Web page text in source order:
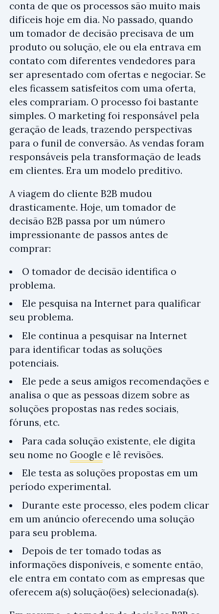
conta de que os processos são muito mais
difíceis hoje em dia. No passado, quando
um tomador de decisão precisava de um
produto ou solução, ele ou ela entrava em
contato com diferentes vendedores para
ser apresentado com ofertas e negociar. Se
eles ficassem satisfeitos com uma oferta,
eles comprariam. O processo foi bastante
simples. O marketing foi responsável pela
geração de leads, trazendo perspectivas
para o funil de conversão. As vendas foram
responsáveis pela transformação de leads
em clientes. Era um modelo preditivo.
A viagem do cliente B2B mudou
drasticamente. Hoje, um tomador de
decisão B2B passa por um número
impressionante de passos antes de
comprar:
O tomador de decisão identifica o
problema.
Ele pesquisa na Internet para qualificar
seu problema.
Ele continua a pesquisar na Internet
para identificar todas as soluções
potenciais.
Ele pede a seus amigos recomendações e
analisa o que as pessoas dizem sobre as
soluções propostas nas redes sociais,
fóruns, etc.
Para cada solução existente, ele digita
seu nome no Google e lê revisões.
Ele testa as soluções propostas em um
período experimental.
Durante este processo, eles podem clicar
em um anúncio oferecendo uma solução
para seu problema.
Depois de ter tomado todas as
informações disponíveis, e somente então,
ele entra em contato com as empresas que
oferecem a(s) solução(ões) selecionada(s).